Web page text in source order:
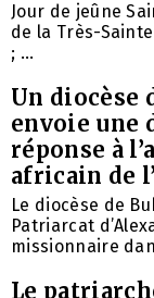
Jour de jeûne
de la Très-
; ...
Un diocèse
envoie une
réponse à
africain de
Le diocèse de
Patriarcat
missionnaire
Le